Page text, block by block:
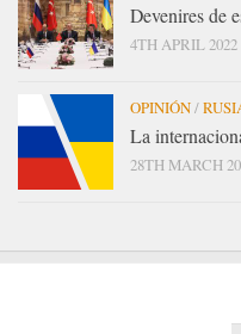
Devenires de
4TH APRIL 2022
OPINIÓN/
La
28TH MARCH